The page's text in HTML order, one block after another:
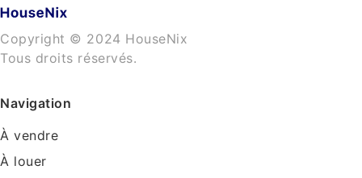
Copyright © 2024 HouseNix
Tous droits réservés.
Navigation
À vendre
À louer